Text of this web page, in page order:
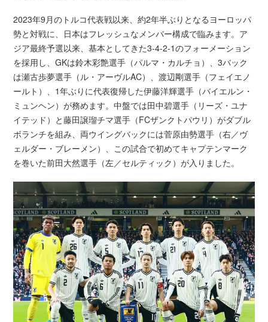
2023年9月のトルコ代表戦以来、約2年半ぶりとなるヨーロッパ
勢と対戦に、日本はフレッシュなメンバー構成で臨みます。ア
ジア最終予選以来、基本としてきた3-4-2-1のフォーメーション
を採用し、GKは鈴木彩艶選手（パルマ・カルチョ）、3バック
は瀬古歩夢選手（ル・アーヴルAC）、渡辺剛選手（フェイエノ
ールト）、1年ぶりに代表復帰した伊藤洋輝選手（バイエルン・
ミュンヘン）が務めます。中盤では田中碧選手（リーズ・ユナ
イテッド）と藤田譲瑠チマ選手（FCザンクトパウリ）がダブル
ボランチを組み、両ウイングバックには菅原由勢選手（右／ヴ
ェルダー・ブレーメン）、この試合で初めてキャプテンマーク
を巻いた前田大然選手（左／セルティック）が入りました。